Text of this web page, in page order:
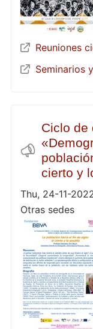
Reuniones
Seminarios
Ciclo de
cierto y
Thu, 24-11-
Otras sedes